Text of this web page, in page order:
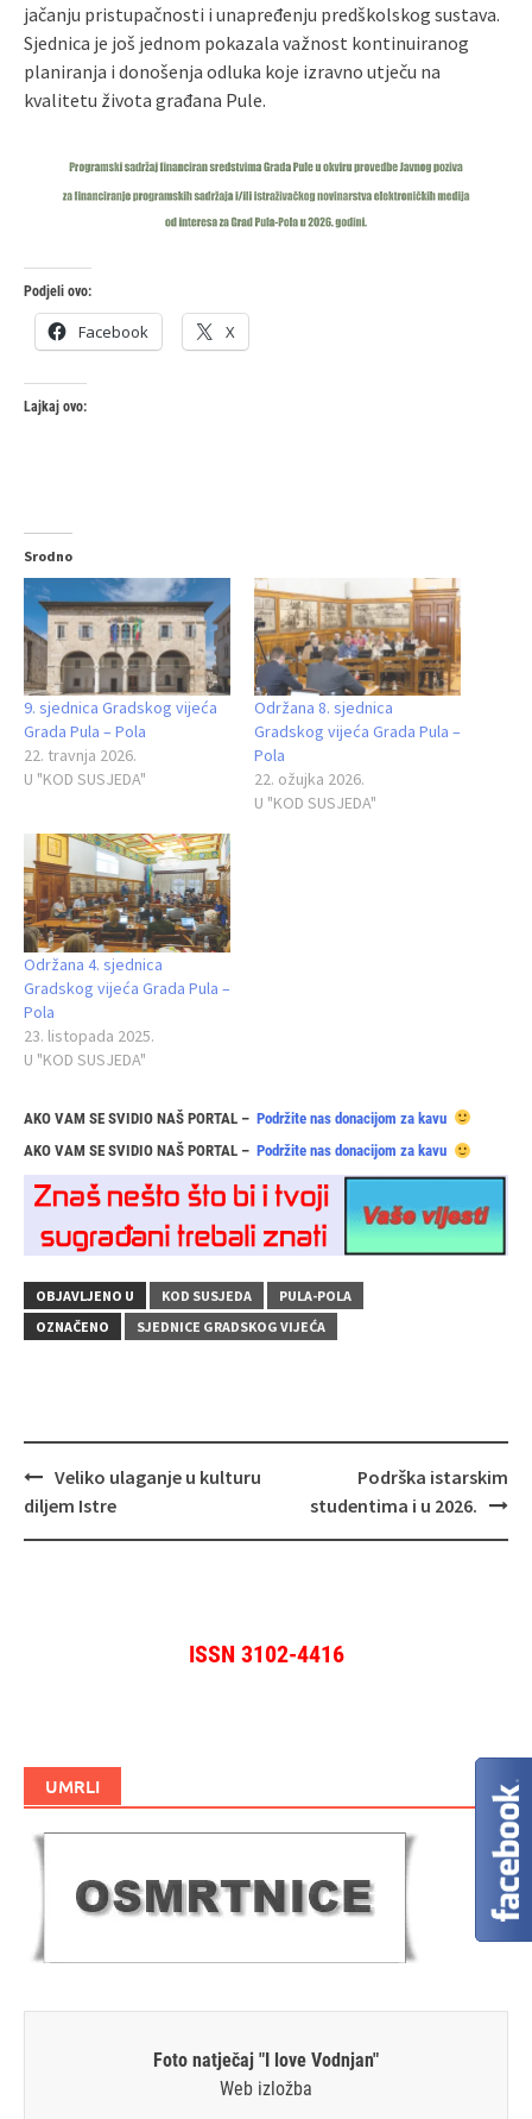
jačanju pristupačnosti i unapređenju predškolskog sustava.
Sjednica je još jednom pokazala važnost kontinuiranog
planiranja i donošenja odluka koje izravno utječu na
kvalitetu života građana Pule.
Podjeli ovo:
Facebook X
Lajkaj ovo:
Srodno
9. sjednica Gradskog vijeća
Grada Pula – Pola
22. travnja 2026.
U "KOD SUSJEDA"
Održana 8. sjednica
Gradskog vijeća Grada Pula –
Pola
22. ožujka 2026.
U "KOD SUSJEDA"
Održana 4. sjednica
Gradskog vijeća Grada Pula –
Pola
23. listopada 2025.
U "KOD SUSJEDA"
AKO VAM SE SVIDIO NAŠ PORTAL – Podržite nas donacijom za kavu
AKO VAM SE SVIDIO NAŠ PORTAL – Podržite nas donacijom za kavu
OBJAVLJENO U KOD SUSJEDA
PULA-POLA
OZNAČENO
SJEDNICE GRADSKOG VIJEĆA
Navigacija
objava
Veliko ulaganje u kulturu
diljem Istre
Podrška istarskim
studentima i u 2026.
ISSN 3102-4416
UMRLI
Foto natječaj "I love Vodnjan"
Web izložba